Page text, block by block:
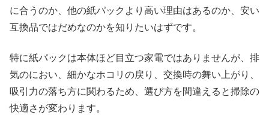
に合うのか、他の紙パックより高い理由はあるのか、安い
互換品ではだめなのかを知りたいはずです。
特に紙パックは本体ほど目立つ家電ではありませんが、排
気のにおい、細かなホコリの戻り、交換時の舞い上がり、
吸引力の落ち方に関わるため、選び方を間違えると掃除の
快適さが変わります。